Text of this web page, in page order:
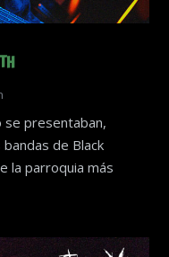
se presentaban,
bandas de Black
la parroquia más